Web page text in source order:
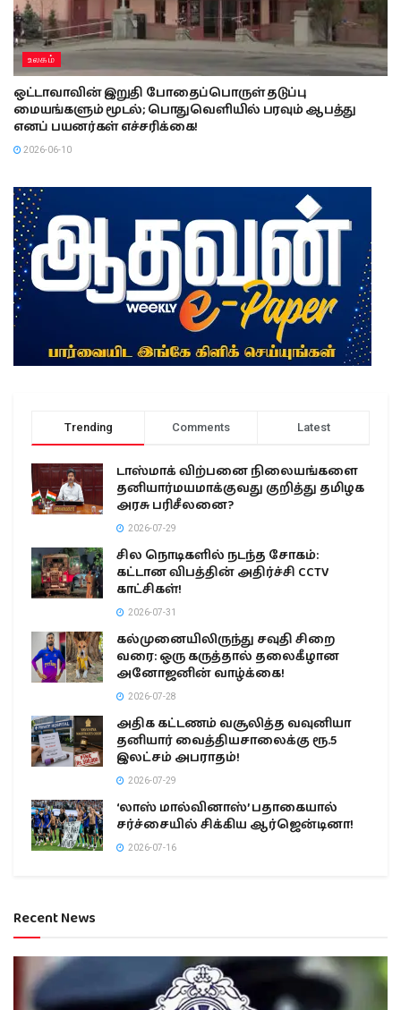
உலகம்
ஒட்டாவாவின் இறுதி போதைப்பொருள் தடுப்பு
மையங்களும் மூடல்; பொதுவெளியில் பரவும் ஆபத்து
எனப் பயனர்கள் எச்சரிக்கை!
2026-06-10
Trending Comments Latest
டாஸ்மாக் விற்பனை நிலையங்களை
தனியார்மயமாக்குவது குறித்து தமிழக
அரசு பரிசீலனை?
2026-07-29
சில நொடிகளில் நடந்த சோகம்:
கட்டான விபத்தின் அதிர்ச்சி CCTV
காட்சிகள்!
2026-07-31
கல்முனையிலிருந்து சவுதி சிறை
வரை: ஒரு கருத்தால் தலைகீழான
அனோஜனின் வாழ்க்கை!
2026-07-28
அதிக கட்டணம் வசூலித்த வவுனியா
தனியார் வைத்தியசாலைக்கு ரூ.5
இலட்சம் அபராதம்!
2026-07-29
‘லாஸ் மால்வினாஸ்’ பதாகையால்
சர்ச்சையில் சிக்கிய ஆர்ஜென்டினா!
2026-07-16
Recent News